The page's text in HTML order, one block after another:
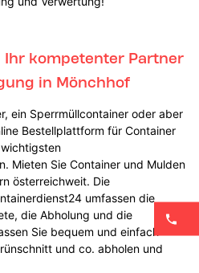
kompetenter Partner
in Mönchhof
ein Sperrmüllcontainer oder aber
Bestellplattform für Container
Mieten Sie Container und Mulden
österreichweit. Die
umfassen die
die Abholung und die
Sie bequem und einfach
und co. abholen und